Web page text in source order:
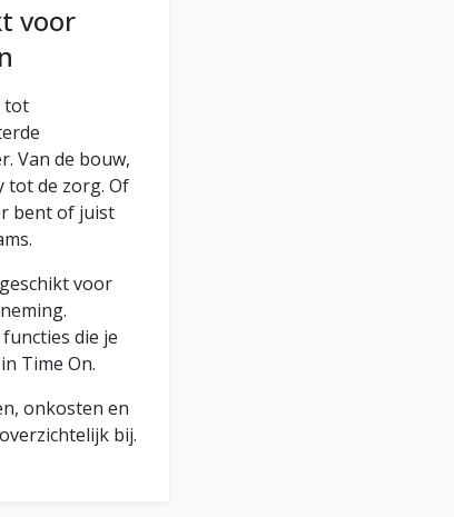
voor
tot
Van de bouw,
tot de zorg. Of
bent of juist
voor
die je
Time On.
onkosten en
bij.